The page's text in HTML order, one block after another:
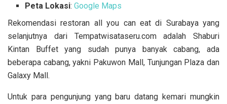
Peta Lokasi:Google Maps
Rekomendasi restoran all you can eat di Surabaya yang
selanjutnya dari Tempatwisataseru.com adalah Shaburi
Kintan Buffet yang sudah punya banyak cabang, ada
beberapa cabang, yakni Pakuwon Mall, Tunjungan Plaza dan
Galaxy Mall.
Untuk para pengunjung yang baru datang kemari mungkin